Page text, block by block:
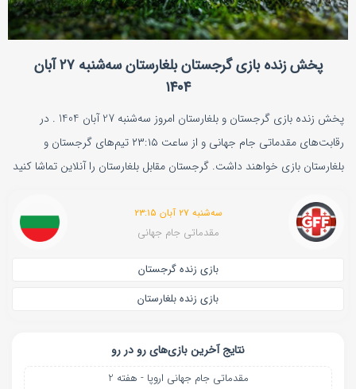
پخش زنده بازی گرجستان بلغارستان سه‌شنبه ۲۷ آبان
۱۴۰۴
پخش زنده بازی گرجستان و بلغارستان امروز سه‌شنبه 27 آبان 1404 . در
رقابت‌های مقدماتی جام جهانی و از ساعت ۲۳:۱۵ تیم‌های گرجستان و
بلغارستان بازی خواهند داشت. گرجستان مقابل بلغارستان را آنلاین تماشا کنید
سه‌شنبه ۲۷ آبان ۲۳:۱۵
مقدماتی جام جهانی
بازی زنده گرجستان
بازی زنده بلغارستان
نتایج آخرین بازی‌های رو در رو
مقدماتی جام جهانی اروپا - هفته 2